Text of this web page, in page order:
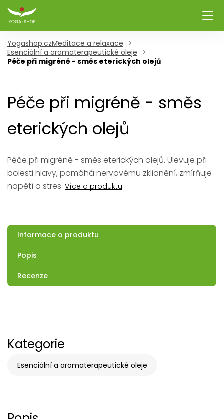
Yogashop.czMeditace a relaxace
Esenciální a aromaterapeutické oleje
Péče při migréně - směs eterických olejů
Péče při migréně - směs
eterických olejů
Péče při migréně - směs eterických olejů. Ulevuje při
bolesti hlavy, pomáhá nervovému zklidnění, zmírňuje
napětí a stres. Více o produktu
Informace o produktu
Popis
Recenze
Kategorie
Esenciální a aromaterapeutické oleje